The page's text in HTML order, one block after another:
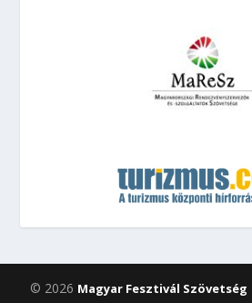
© 2026 Magyar Fesztivál Szövetség